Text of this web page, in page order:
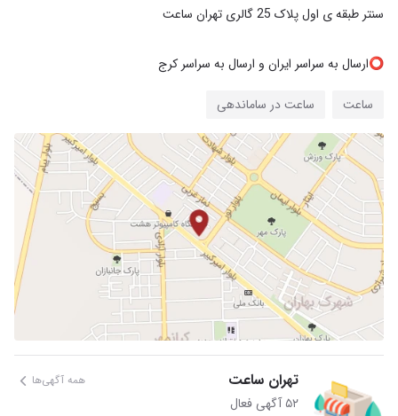
⭕️ارسال به سراسر ایران و ارسال به سراسر کرج
ساعت ساعت در ساماندهی
تهران ساعت همه آگهی‌ها
۵۲ آگهی فعال